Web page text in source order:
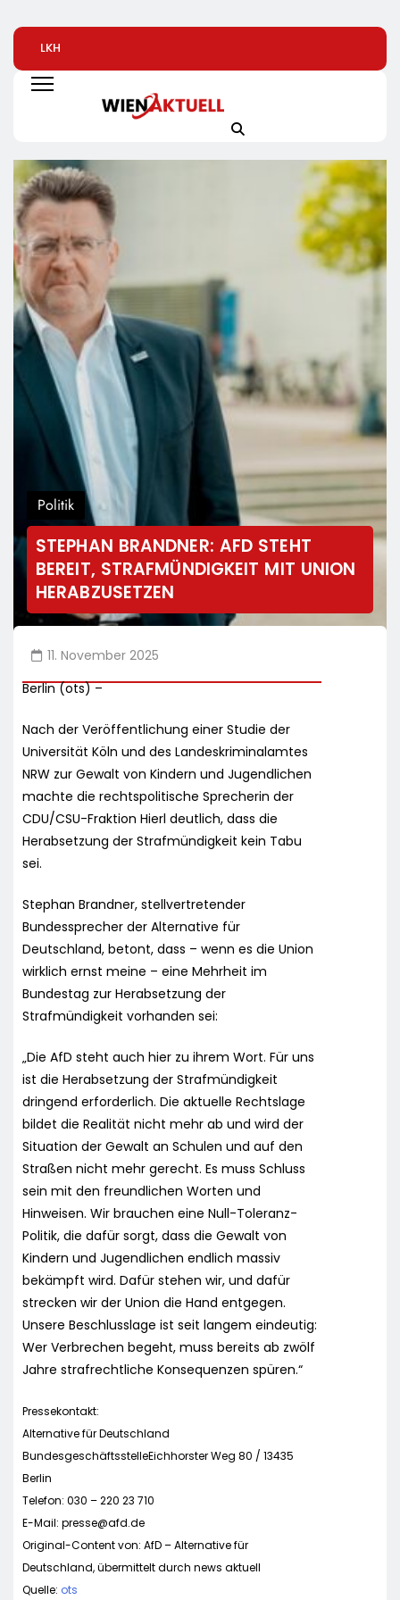
LKH
Krankenversicherung
Dreifach
Ausgezeichnet
Pizzeria: Gustavo
Innovationsprojekt
„Gustavomat“ An Den
Insolvenzen Sind
Politik
STEPHAN BRANDNER: AFD STEHT
BEREIT, STRAFMÜNDIGKEIT MIT UNION
HERABZUSETZEN
11. November 2025
Berlin (ots) –
Nach der Veröffentlichung einer Studie der
Universität Köln und des Landeskriminalamtes
NRW zur Gewalt von Kindern und Jugendlichen
machte die rechtspolitische Sprecherin der
CDU/CSU-Fraktion Hierl deutlich, dass die
Herabsetzung der Strafmündigkeit kein Tabu
sei.
Stephan Brandner, stellvertretender
Bundessprecher der Alternative für
Deutschland, betont, dass – wenn es die Union
wirklich ernst meine – eine Mehrheit im
Bundestag zur Herabsetzung der
Strafmündigkeit vorhanden sei:
„Die AfD steht auch hier zu ihrem Wort. Für uns
ist die Herabsetzung der Strafmündigkeit
dringend erforderlich. Die aktuelle Rechtslage
bildet die Realität nicht mehr ab und wird der
Situation der Gewalt an Schulen und auf den
Straßen nicht mehr gerecht. Es muss Schluss
sein mit den freundlichen Worten und
Hinweisen. Wir brauchen eine Null-Toleranz-
Politik, die dafür sorgt, dass die Gewalt von
Kindern und Jugendlichen endlich massiv
bekämpft wird. Dafür stehen wir, und dafür
strecken wir der Union die Hand entgegen.
Unsere Beschlusslage ist seit langem eindeutig:
Wer Verbrechen begeht, muss bereits ab zwölf
Jahre strafrechtliche Konsequenzen spüren.“
Pressekontakt:
Alternative für Deutschland
BundesgeschäftsstelleEichhorster Weg 80 / 13435
Berlin
Telefon: 030 – 220 23 710
E-Mail: presse@afd.de
Original-Content von: AfD – Alternative für
Deutschland, übermittelt durch news aktuell
Quelle: ots